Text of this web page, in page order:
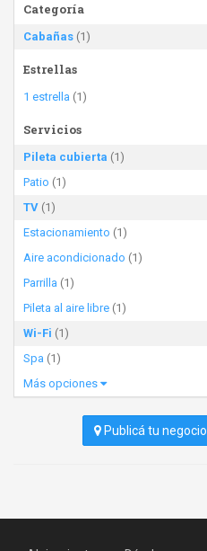
Categoría
Cabañas (1)
Estrellas
1 estrella (1)
Servicios
Pileta cubierta (1)
Patio (1)
TV (1)
Estacionamiento (1)
Aire acondicionado (1)
Parrilla (1)
Pileta al aire libre (1)
Wi-Fi (1)
Spa (1)
Más opciones
Publicá tu negocio